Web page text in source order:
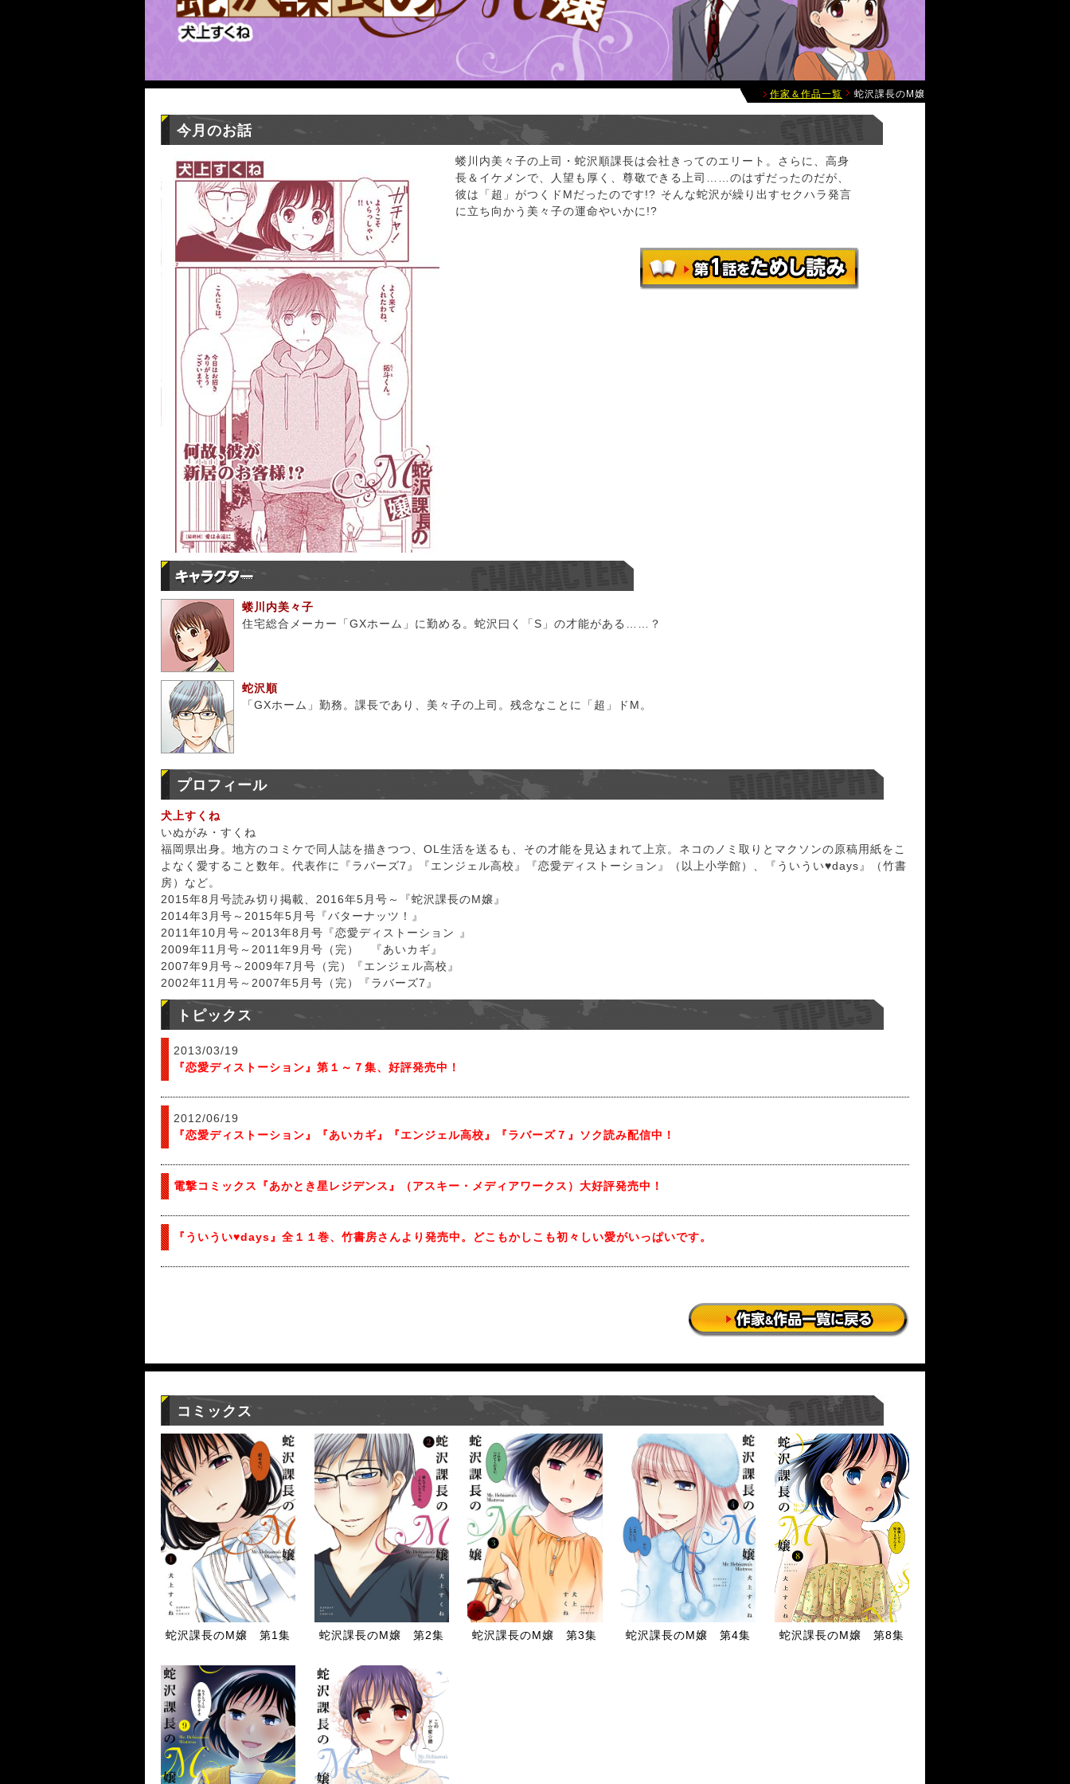
作家＆作品一覧 蛇沢課長のM嬢
今月のお話
蝼川内美々子の上司・蛇沢順課長は会社きってのエリート。さらに、高身
長＆イケメンで、人望も厚く、尊敬できる上司……のはずだったのだが、
彼は「超」がつくドMだったのです!? そんな蛇沢が繰り出すセクハラ発言
に立ち向かう美々子の運命やいかに!?
蝼川内美々子
住宅総合メーカー「GXホーム」に勤める。蛇沢曰く「S」の才能がある……？
蛇沢順
「GXホーム」勤務。課長であり、美々子の上司。残念なことに「超」ドM。
プロフィール
犬上すくね
いぬがみ・すくね
福岡県出身。地方のコミケで同人誌を描きつつ、OL生活を送るも、その才能を見込まれて上京。ネコのノミ取りとマクソンの原稿用紙をこ
よなく愛すること数年。代表作に『ラバーズ7』『エンジェル高校』『恋愛ディストーション』（以上小学館）、『ういうい♥days』（竹書
房）など。
2015年8月号読み切り掲載、2016年5月号～『蛇沢課長のM嬢』
2014年3月号～2015年5月号『バターナッツ！』
2011年10月号～2013年8月号『恋愛ディストーション 』
2009年11月号～2011年9月号（完） 『あいカギ』
2007年9月号～2009年7月号（完）『エンジェル高校』
2002年11月号～2007年5月号（完）『ラバーズ7』
トピックス
2013/03/19
『恋愛ディストーション』第１～７集、好評発売中！
2012/06/19
『恋愛ディストーション』『あいカギ』『エンジェル高校』『ラバーズ７』ソク読み配信中！
電撃コミックス『あかとき星レジデンス』（アスキー・メディアワークス）大好評発売中！
『ういうい♥days』全１１巻、竹書房さんより発売中。どこもかしこも初々しい愛がいっぱいです。
コミックス
蛇沢課長のM嬢 第1集 蛇沢課長のM嬢 第2集 蛇沢課長のM嬢 第3集 蛇沢課長のM嬢 第4集 蛇沢課長のM嬢 第8集